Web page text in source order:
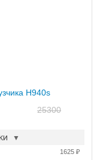
H940s
25300
1625 ₽